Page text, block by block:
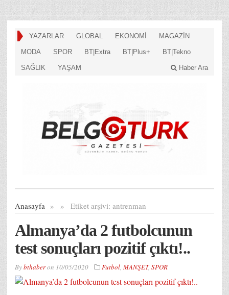
YAZARLAR GLOBAL EKONOMİ MAGAZİN
MODA SPOR BT|Extra BT|Plus+ BT|Tekno
SAĞLIK YAŞAM Haber Ara
Anasayfa » Etiket arşivi:
» antrenman
Almanya’da 2 futbolcunun
test sonuçları pozitif çıktı!..
Bybthaberon 10/05/2020 Futbol, MANŞET, SPOR